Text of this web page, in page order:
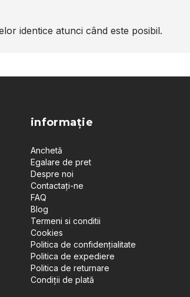
identice atunci când este posibil.
informație
Anchetă
Egalare de pret
Despre noi
Contactați-ne
FAQ
Blog
Termeni si conditii
Cookies
Politica de confidențialitate
Politica de expediere
Politica de returnare
Condiții de plată